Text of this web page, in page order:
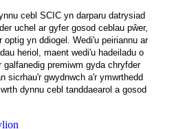
cebl SCIC yn darparu datrysiad
uchel ar gyfer gosod ceblau pŵer,
optig yn ddiogel. Wedi'u peiriannu ar
heriol, maent wedi'u hadeiladu o
galfanedig premiwm gyda chryfder
sicrhau'r gwydnwch a'r ymwrthedd
dynnu cebl tanddaearol a gosod